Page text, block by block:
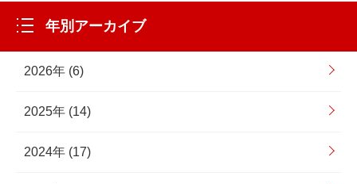
年別アーカイブ
2026年 (6)
2025年 (14)
2024年 (17)